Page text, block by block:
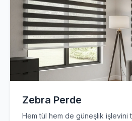
Zebra Perde
Hem tül hem de güneşlik